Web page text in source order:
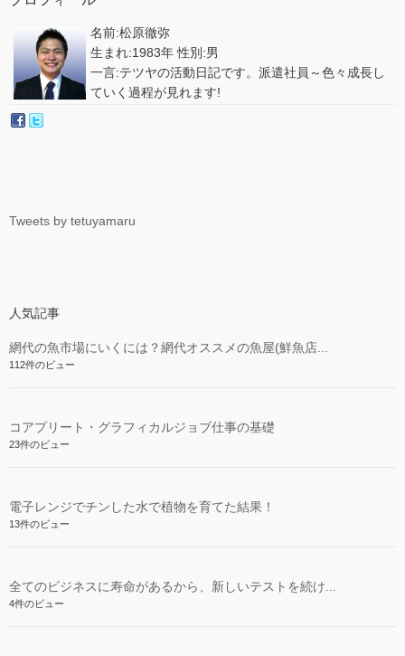
名前:松原徹弥
生まれ:1983年 性別:男
一言:テツヤの活動日記です。派遣社員～色々成長し
ていく過程が見れます!
Tweets by tetuyamaru
人気記事
網代の魚市場にいくには？網代オススメの魚屋(鮮魚店...
112件のビュー
コアプリート・グラフィカルジョブ仕事の基礎
23件のビュー
電子レンジでチンした水で植物を育てた結果！
13件のビュー
全てのビジネスに寿命があるから、新しいテストを続け...
4件のビュー